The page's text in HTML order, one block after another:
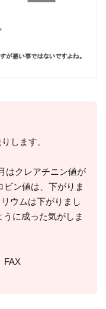
します。
はクレアチニン値が
ビン値は、下がりま
ウムは下がりまし
に成った気がしま
FAX